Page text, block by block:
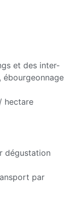
et des inter-
hectare
dégustation
par